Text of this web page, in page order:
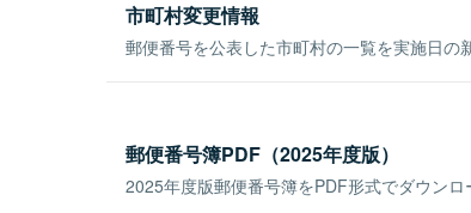
市町村変更情報
郵便番号を公表した市町村の一覧を実施日の
郵便番号簿PDF（2025年度版）
2025年度版郵便番号簿をPDF形式でダウンロ